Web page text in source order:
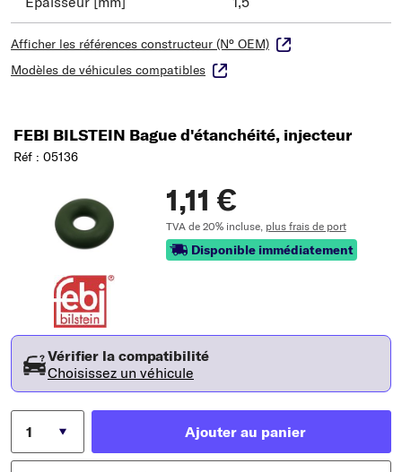
Afficher les références constructeur (N° OEM)
Modèles de véhicules compatibles
FEBI BILSTEIN Bague d'étanchéité, injecteur
Réf : 05136
1,11 €
TVA de 20% incluse, plus frais de port
Disponible immédiatement
Vérifier la compatibilité
Choisissez un véhicule
Ajouter au panier